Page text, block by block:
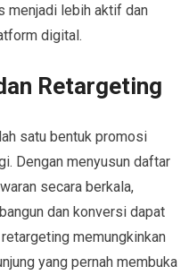
menjadi lebih aktif dan
digital.
Retargeting
satu bentuk promosi
Dengan menyusun daftar
secara berkala,
dan konversi dapat
memungkinkan
yang pernah membuka